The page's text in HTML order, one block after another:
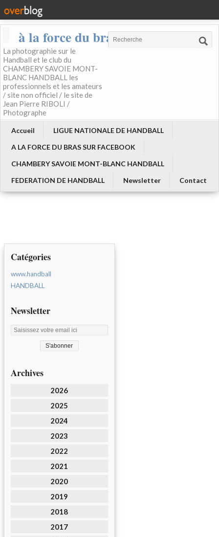
à la force du bras
La photographie sur le
Handball et le club du
CHAMBERY SAVOIE MONT-
BLANC HANDBALL les
professionnels et les amateurs
/ site non officiel / le site de
Jean Pierre RIBOLI /
Photographe
Accueil
LIGUE NATIONALE DE HANDBALL
A LA FORCE DU BRAS SUR FACEBOOK
CHAMBERY SAVOIE MONT-BLANC HANDBALL
FEDERATION DE HANDBALL
Newsletter Contact
Catégories
www.handball
HANDBALL
Newsletter
Archives
2026
2025
2024
2023
2022
2021
2020
2019
2018
2017